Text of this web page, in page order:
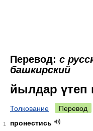
Перевод: с
башкирский
йылдар үтеп
Толкование Перевод
1
пронестись